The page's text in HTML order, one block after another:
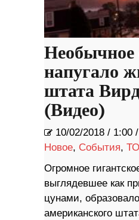
Необычное
напугало
штата
(Видео)
10/02/2018 / 1:00 /
Новое, События,
Огромное
выглядевшее как
цунами,
американского